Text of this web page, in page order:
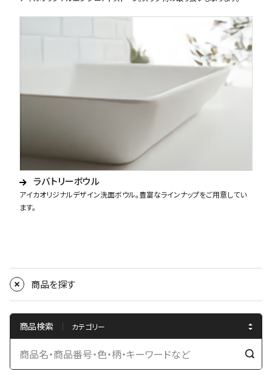
ラバトリーボウル
アイカオリジナルデザイン洗面ボウル。豊富なラインナップをご用意してい
ます。
商品を探す
商品検索
検